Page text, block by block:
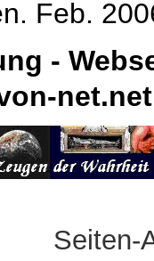
Feb.
-
net.net
Seiten-